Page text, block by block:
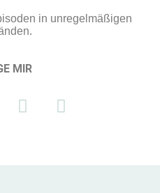
in unregelmäßigen
MIR